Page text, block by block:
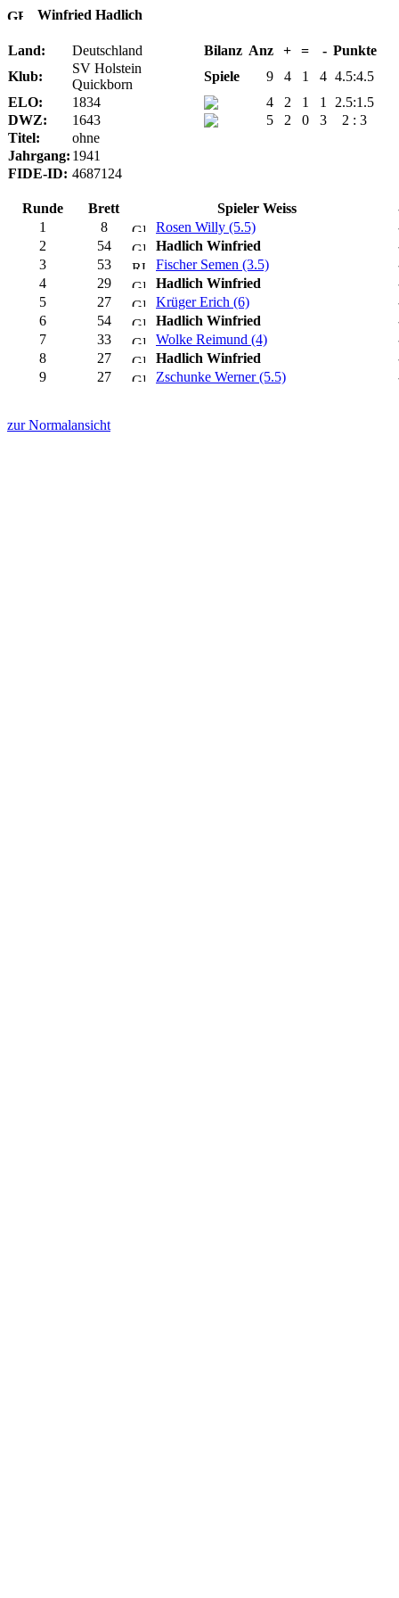
Winfried Hadlich
Land: Deutschland Bilanz Anz + = - Punkte
Klub:
SV Holstein
Quickborn
Spiele 9 4 1 4 4.5:4.5
ELO:
1834 4 2 1 1
2.5:1.5
DWZ:
1643 5 2 0 3
2 : 3
Titel:
ohne
Jahrgang: 1941
FIDE-ID: 4687124
Runde Brett Spieler Weiss
1
8 Rosen Willy (5.5)
2
54 Hadlich Winfried
3
53 Fischer Semen (3.5)
4
29 Hadlich Winfried
5
27 Krüger Erich (6)
6
54 Hadlich Winfried
7
33 Wolke Reimund (4)
8
27 Hadlich Winfried
9
27 Zschunke Werner (5.5)
zur Normalansicht